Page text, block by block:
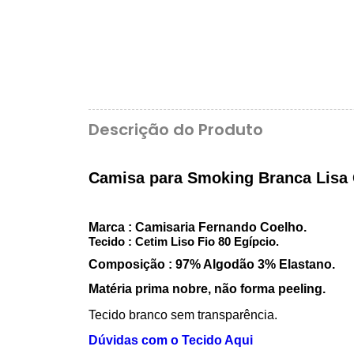
Descrição do Produto
Camisa para Smoking Branca
Marca : Camisaria Fernando Coelho.
Tecido : Cetim Liso Fio 80 Egípcio.
Composição : 97% Algodão 3% Elastano.
Matéria prima nobre, não forma peeling.
Tecido branco sem transparência.
Dúvidas com o Tecido Aqui